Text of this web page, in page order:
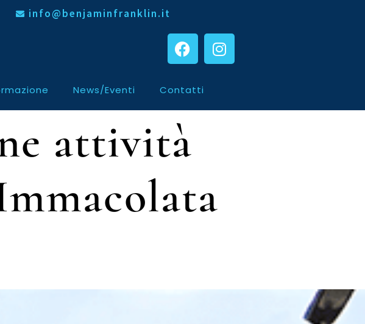
info@benjaminfranklin.it
News/Eventi Contatti
attività